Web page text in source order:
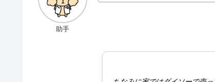
助手